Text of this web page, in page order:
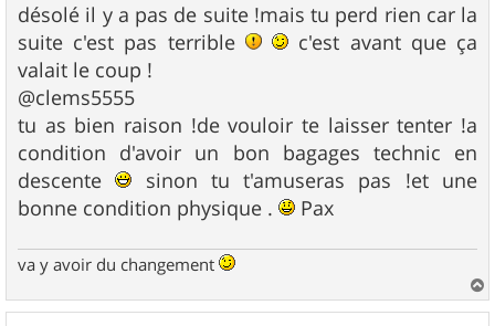
désolé il y a pas de suite !mais tu perd rien car la
suite c'est pas terrible
c'est avant que ça
valait le coup !
@clems5555
tu as bien raison !de vouloir te laisser tenter !a
condition d'avoir un bon bagages technic en
descente
sinon tu t'amuseras pas !et une
bonne condition physique .
Pax
va y avoir du changement
a